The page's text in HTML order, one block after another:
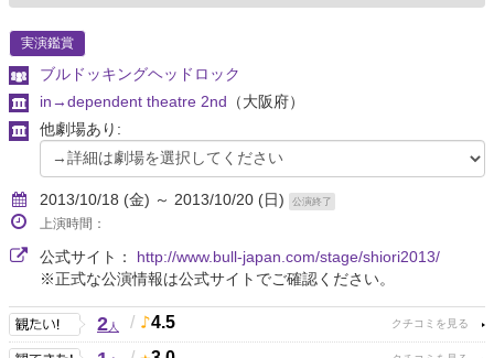
実演鑑賞
ブルドッキングヘッドロック
in→dependent theatre 2nd （大阪府）
他劇場あり:
2013/10/18 (金) ～ 2013/10/20 (日) 公演終了
上演時間：
公式サイト： http://www.bull-japan.com/stage/shiori2013/
※正式な公演情報は公式サイトでご確認ください。
2人 / 4.5